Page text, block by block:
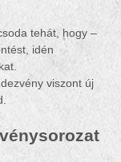
tehát, hogy –
idén
viszont új